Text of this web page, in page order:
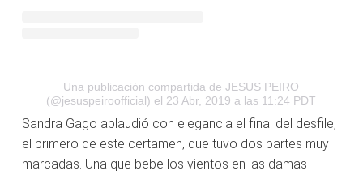
Una publicación compartida de JESUS PEIRO
(@jesuspeiroofficial) el 23 Abr, 2019 a las 11:24 PDT
Sandra Gago aplaudió con elegancia el final del desfile,
el primero de este certamen, que tuvo dos partes muy
marcadas. Una que bebe los vientos en las damas